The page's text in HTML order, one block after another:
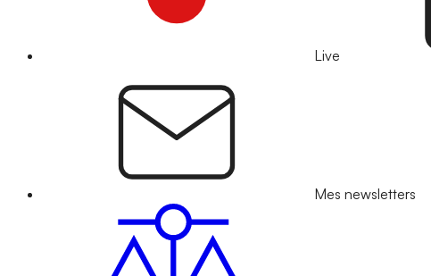
Live
Mes newsletters